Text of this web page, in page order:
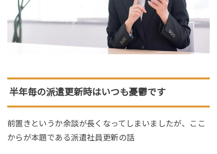
半年毎の派遣更新時はいつも憂鬱です
前置きというか余談が長くなってしまいましたが、ここ
からが本題である派遣社員更新の話